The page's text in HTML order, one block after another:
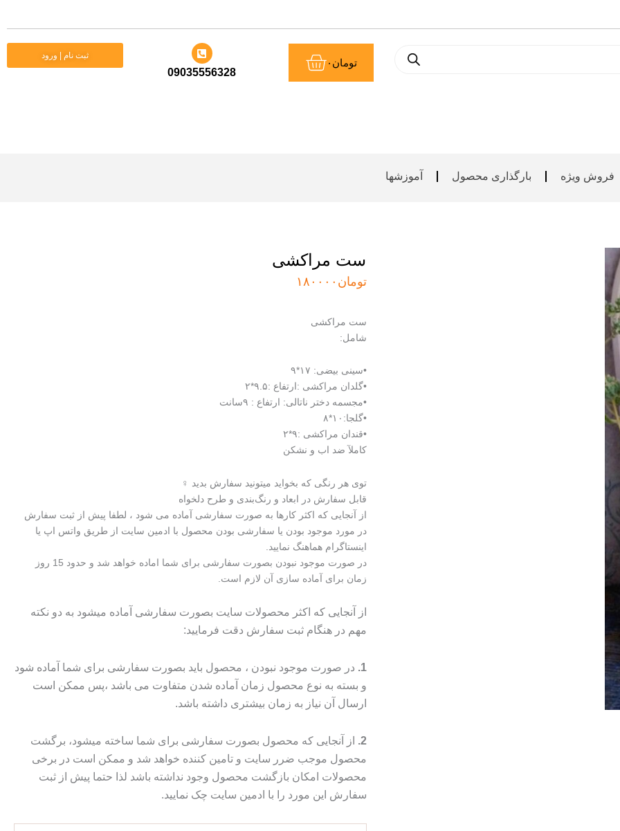
تومان ۰سبد
خرید
09035556328
ثبت نام | ورود
فروش ویژه بارگذاری محصول آموزشها
ست مراکشی
تومان ۱۸۰۰۰۰
ست مراکشی
شامل:
•سینی بیضی: ۱۷*۹
•گلدان مراکشی :ارتفاع :۹.۵*۲
•مجسمه دختر ناتالی: ارتفاع : ۹سانت
•گلجا:۱۰*۸
•قندان مراکشی :۹*۲
کاملآ ضد اب و نشکن
توی هر رنگی که بخواید میتونید سفارش بدید ‍♀️
قابل سفارش در ابعاد و رنگ‌بندی و طرح دلخواه
از آنجایی که اکثر کارها به صورت سفارشی آماده می شود ، لطفا پیش از ثبت سفارش
در مورد موجود بودن یا سفارشی بودن محصول با ادمین سایت از طریق واتس اپ یا
اینستاگرام هماهنگ نمایید.
در صورت موجود نبودن بصورت سفارشی برای شما اماده خواهد شد و حدود 15 روز
زمان برای آماده سازی آن لازم است.
از آنجایی که اکثر محصولات سایت بصورت سفارشی آماده میشود به دو نکته
مهم در هنگام ثبت سفارش دقت فرمایید:
1. در صورت موجود نبودن ، محصول باید بصورت سفارشی برای شما آماده شود
و بسته به نوع محصول زمان آماده شدن متفاوت می باشد ،پس ممکن است
ارسال آن نیاز به زمان بیشتری داشته باشد.
2.
از آنجایی که محصول بصورت سفارشی برای شما ساخته میشود، برگشت
محصول موجب ضرر سایت و تامین کننده خواهد شد و ممکن است در برخی
محصولات امکان بازگشت محصول وجود نداشته باشد لذا حتما پیش از ثبت
سفارش این مورد را با ادمین سایت چک نمایید.